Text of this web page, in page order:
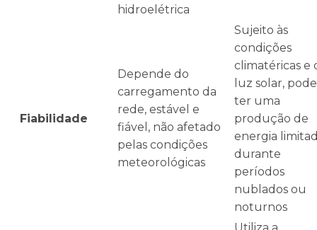
hidroelétrica
Fiabilidade
Depende do
carregamento da
rede, estável e
fiável, não afetado
pelas condições
meteorológicas
Sujeito às
condições
climatéricas e
luz solar, pode
ter uma
produção de
energia
durante
períodos
nublados ou
noturnos